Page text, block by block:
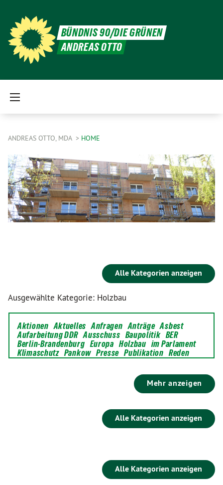
BÜNDNIS 90/DIE GRÜNEN
ANDREAS OTTO
ANDREAS OTTO, MDA HOME
Alle Kategorien anzeigen
Ausgewählte Kategorie: Holzbau
Aktionen Aktuelles Anfragen Anträge Asbest
Aufarbeitung DDR Ausschuss Baupolitik BER
Berlin-Brandenburg Europa Holzbau im Parlament
Klimaschutz Pankow Presse Publikation Reden
Mehr anzeigen
Alle Kategorien anzeigen
Alle Kategorien anzeigen